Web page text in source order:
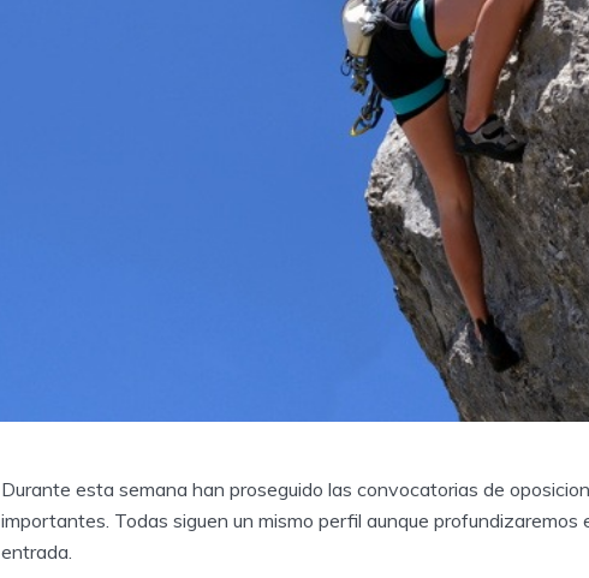
Durante esta semana han proseguido las convocatorias de
importantes. Todas siguen un mismo perfil aunque profundizaremos
entrada.